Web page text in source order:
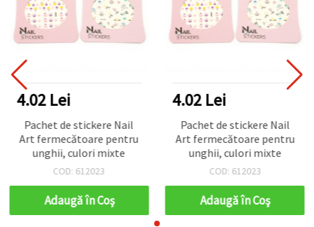
4.02 Lei
Pachet de stickere Nail
Art fermecătoare pentru
unghii, culori mixte
COD: 612023
Adaugă în Coş
4.02 Lei
Pachet de stickere Nail
Art fermecătoare pentru
unghii, culori mixte
COD: 612023
Adaugă în Coş